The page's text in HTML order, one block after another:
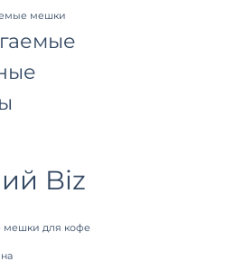
мешки
Biz
мешки для кофе